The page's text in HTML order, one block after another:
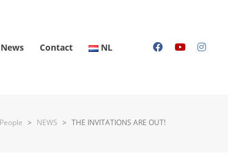
News Contact NL
> NEWS > THE INVITATIONS ARE OUT!